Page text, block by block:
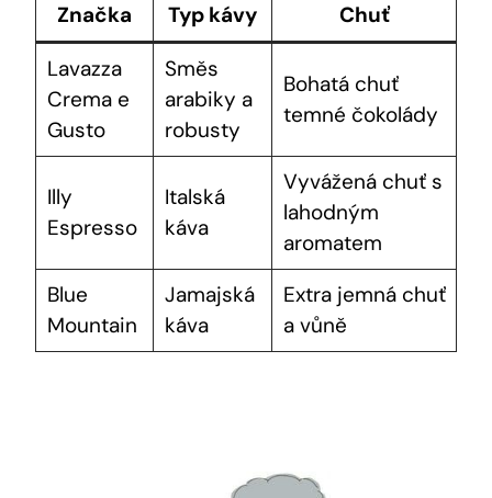
Značka Typ ⁣kávy
Chuť
Lavazza
‍Crema⁤ e
Gusto
Směs
arabiky a
robusty
Bohatá chuť
temné čokolády
Illy
Espresso
Italská
‍káva
Vyvážená chuť s
⁣lahodným
aromatem
Blue‌
Mountain
Jamajská
káva
Extra jemná⁣ chuť
a vůně